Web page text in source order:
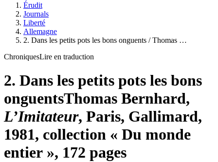
Érudit
Journals
Liberté
Allemagne
2. Dans les petits pots les bons onguents / Thomas …
ChroniquesLire en traduction
2. Dans les petits pots les bons
onguentsThomas Bernhard,
L’Imitateur, Paris, Gallimard,
1981, collection « Du monde
entier », 172 pages